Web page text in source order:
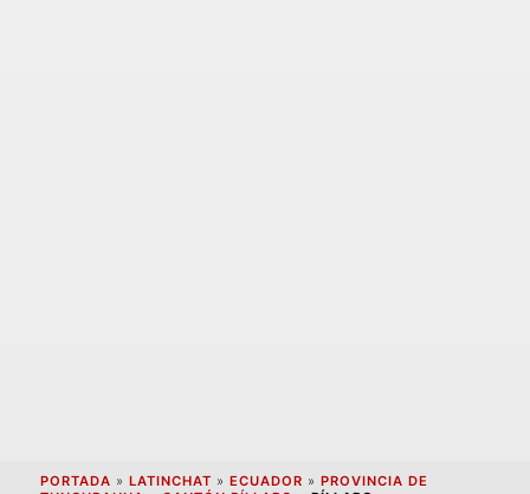
PORTADA » LATINCHAT » ECUADOR » PROVINCIA DE